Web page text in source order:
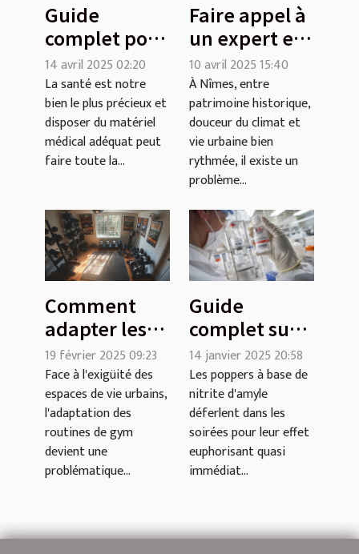
Guide
complet pour
choisir le
matériel
médical
adapté à vos
besoins
14 avril 2025 02:20
La santé est notre
bien le plus précieux et
disposer du matériel
médical adéquat peut
faire toute la...
Faire appel à
un expert en
dératisation
à Nîmes : un
choix
judicieux
10 avril 2025 15:40
À Nîmes, entre
patrimoine historique,
douceur du climat et
vie urbaine bien
rythmée, il existe un
problème...
Comment
adapter les
routines de
gym pour les
petits
espaces
19 février 2025 09:23
Face à l'exigüité des
espaces de vie urbains,
l'adaptation des
routines de gym
devient une
problématique...
Guide
complet sur
l'usage
sécurisé des
poppers à
base de
nitrite
d'amyle
14 janvier 2025 20:58
Les poppers à base de
nitrite d'amyle
déferlent dans les
soirées pour leur effet
euphorisant quasi
immédiat...